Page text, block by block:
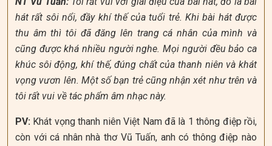
hát rất sôi nổi, đầy khí thế của tuổi trẻ. Khi bài hát được
thu âm thì tôi đã đăng lên trang cá nhân của mình và
cũng được khá nhiều người nghe. Mọi người đều bảo ca
khúc sôi động, khí thế, đúng chất của thanh niên và khát
vọng vươn lên. Một số bạn trẻ cũng nhận xét như trên và
tôi rất vui về tác phẩm âm nhạc này.
PV: Khát vọng thanh niên Việt Nam đã là 1 thông điệp rồi,
còn với cá nhân nhà thơ Vũ Tuấn, anh có thông điệp nào